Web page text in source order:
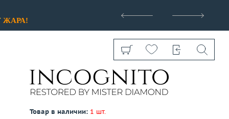
ЖАРА!
Товар в наличии: 1 шт.